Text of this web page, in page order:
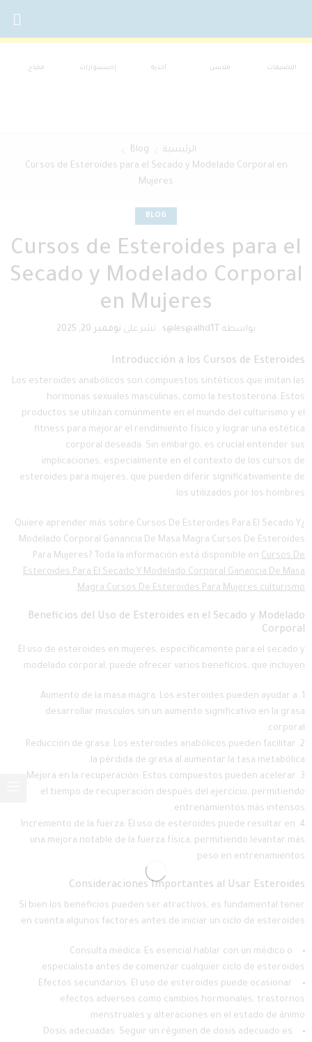
التصنيفات ملابس أحذية إكسسوارات مكياج
الرئيسية
Blog
Cursos de Esteroides para el Secado y Modelado Corporal en
Mujeres
BLOG
Cursos de Esteroides para el
Secado y Modelado Corporal
en Mujeres
بواسطة s@les@alhd1T
. نشر على نوفمبر 20, 2025
Introducción a los Cursos de Esteroides
Los esteroides anabólicos son compuestos sintéticos que imitan las
hormonas sexuales masculinas, como la testosterona. Estos
productos se utilizan comúnmente en el mundo del culturismo y el
fitness para mejorar el rendimiento físico y lograr una estética
corporal deseada. Sin embargo, es crucial entender sus
implicaciones, especialmente en el contexto de los cursos de
esteroides para mujeres, que pueden diferir significativamente de
los utilizados por los hombres.
¿Quiere aprender más sobre Cursos De Esteroides Para El Secado Y
Modelado Corporal Ganancia De Masa Magra Cursos De Esteroides
Para Mujeres? Toda la información está disponible en Cursos De
Esteroides Para El Secado Y Modelado Corporal Ganancia De Masa
Magra Cursos De Esteroides Para Mujeres culturismo
.
Beneficios del Uso de Esteroides en el Secado y Modelado
Corporal
El uso de esteroides en mujeres, específicamente para el secado y
modelado corporal, puede ofrecer varios beneficios, que incluyen:
Aumento de la masa magra: Los esteroides pueden ayudar a
desarrollar músculos sin un aumento significativo en la grasa
corporal.
Reducción de grasa: Los esteroides anabólicos pueden facilitar
la pérdida de grasa al aumentar la tasa metabólica.
Mejora en la recuperación: Estos compuestos pueden acelerar
el tiempo de recuperación después del ejercicio, permitiendo
entrenamientos más intensos.
Incremento de la fuerza: El uso de esteroides puede resultar en
una mejora notable de la fuerza física, permitiendo levantar más
peso en entrenamientos.
Consideraciones Importantes al Usar Esteroides
Si bien los beneficios pueden ser atractivos, es fundamental tener
en cuenta algunos factores antes de iniciar un ciclo de esteroides:
Consulta médica: Es esencial hablar con un médico o
especialista antes de comenzar cualquier ciclo de esteroides.
Efectos secundarios: El uso de esteroides puede ocasionar
efectos adversos como cambios hormonales, trastornos
menstruales y alteraciones en el estado de ánimo.
Dosis adecuadas: Seguir un régimen de dosis adecuado es